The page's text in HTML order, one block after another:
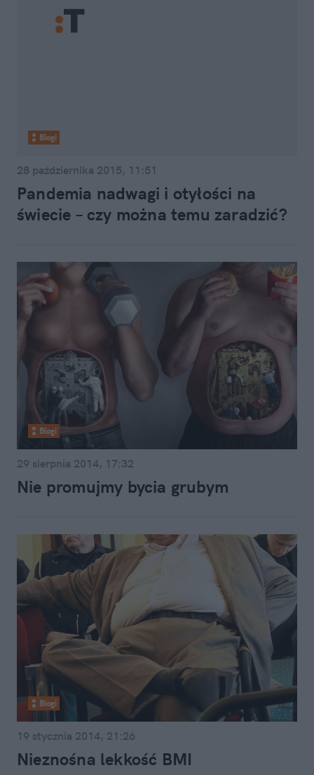
Blogi
28 października 2015, 11:51
Pandemia nadwagi i otyłości na
świecie – czy można temu zaradzić?
Blogi
29 sierpnia 2014, 17:32
Nie promujmy bycia grubym
Blogi
19 stycznia 2014, 21:26
Nieznośna lekkość BMI